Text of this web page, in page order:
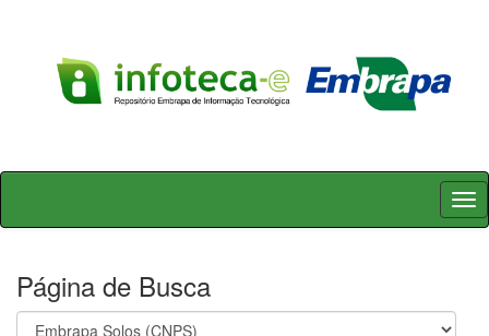
Skip
Página de Busca